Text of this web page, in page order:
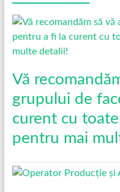
Vă
grupului de
curent cu
pentru mai